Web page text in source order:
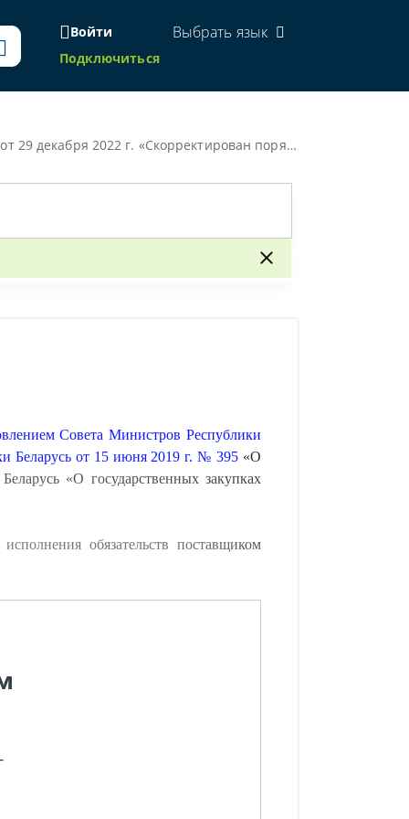
Войти
Подключиться
Выбрать язык
порядок осуществления государственных закупок»
Совета Министров Республики
Беларусь от 15 июня 2019 г. № 395 «О
«О государственных закупках
обязательств поставщиком